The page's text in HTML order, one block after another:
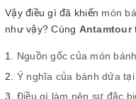
Vậy điều gì đã khiến món
như vậy? Cùng Antamtour
Nguồn gốc của món
Ý nghĩa của bánh dứa
Điều gì làm nên sự đặc